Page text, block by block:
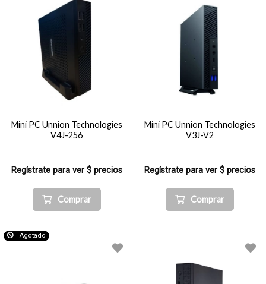
Mini PC Unnion Technologies
V4J-256
Regístrate para ver $ precios
Comprar
Mini PC Unnion Technologies
V3J-V2
Regístrate para ver $ precios
Comprar
Agotado